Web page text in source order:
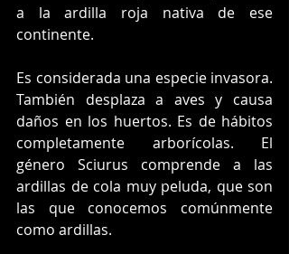
a la ardilla roja nativa de ese
continente.
Es considerada una especie invasora.
También desplaza a aves y causa
daños en los huertos. Es de hábitos
completamente arborícolas. El
género Sciurus comprende a las
ardillas de cola muy peluda, que son
las que conocemos comúnmente
como ardillas.